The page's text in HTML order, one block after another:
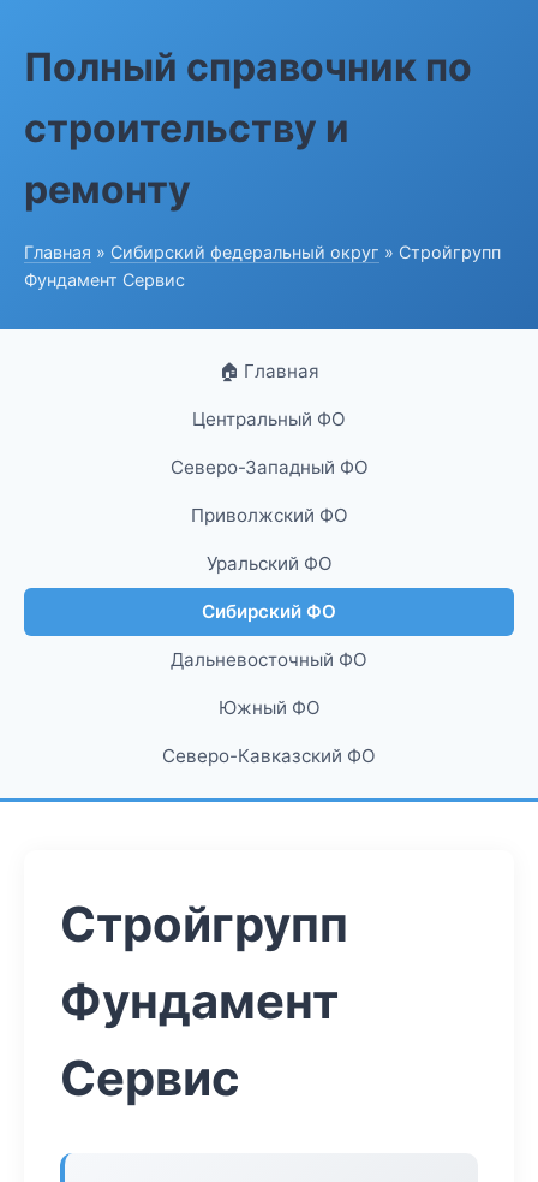
Полный справочник по
строительству и
ремонту
Главная » Сибирский федеральный округ » Стройгрупп
Фундамент Сервис
🏠 Главная
Центральный ФО
Северо-Западный ФО
Приволжский ФО
Уральский ФО
Сибирский ФО
Дальневосточный ФО
Южный ФО
Северо-Кавказский ФО
Стройгрупп
Фундамент
Сервис